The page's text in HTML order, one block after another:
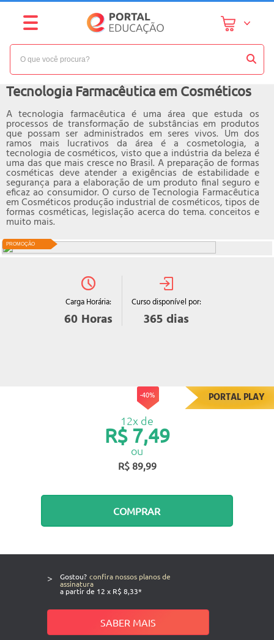
PROMOÇÃO
Carga Horária:
60 Horas
Curso disponível por:
365 dias
NÍVEL: INTERMEDIÁRIO
Tecnologia Farmacêutica em Cosméticos
A tecnologia farmacêutica é uma área que estuda os
processos de transformação de substâncias em produtos
que possam ser administrados em seres vivos. Um dos
ramos mais lucrativos da área é a cosmetologia, a
tecnologia de cosméticos, visto que a indústria da beleza é
uma das que mais cresce no Brasil. A preparação de formas
cosméticas deve atender a exigências de estabilidade e
segurança para a elaboração de um produto final seguro e
eficaz ao consumidor. O curso de Tecnologia Farmacêutica
em Cosméticos produção industrial de cosméticos, tipos de
formas cosméticas, legislação acerca do tema. conceitos e
muito mais.
-40% PORTAL PLAY
R$ 89,99
12x de
R$ 7,49
ou
COMPRAR
> Gostou? confira nossos planos de
assinatura
a partir de 12 x R$ 8,33*
SABER MAIS